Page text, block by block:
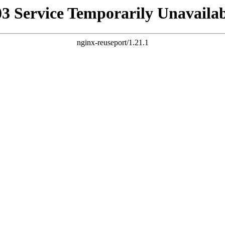
Service Temporarily
nginx-reuseport/1.21.1